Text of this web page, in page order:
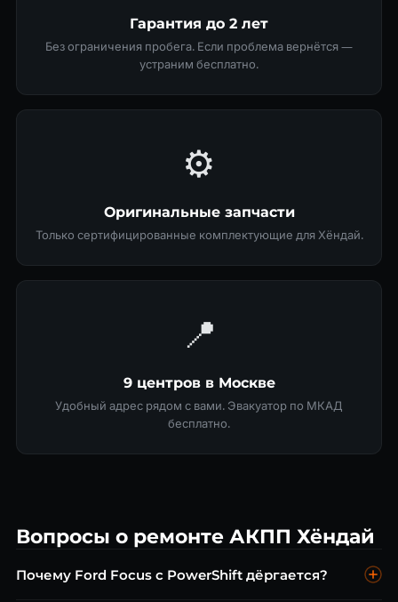
Гарантия до 2 лет
Без ограничения пробега. Если проблема вернётся —
устраним бесплатно.
⚙️
Оригинальные запчасти
Только сертифицированные комплектующие для Хёндай.
📍
9 центров в Москве
Удобный адрес рядом с вами. Эвакуатор по МКАД
бесплатно.
Вопросы о ремонте АКПП Хёндай
Почему Ford Focus с PowerShift дёргается?